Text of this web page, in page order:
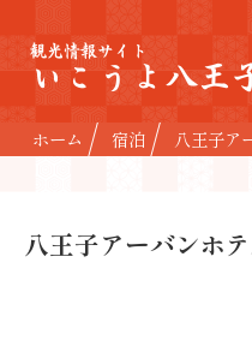
観光情報サイト
いこうよ八王
ホーム 宿泊 八王子ア
八王子アーバンホ